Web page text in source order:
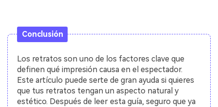
Conclusión
Los retratos son uno de los factores clave que
definen qué impresión causa en el espectador.󠀲󠀡󠀡󠀤󠀦󠀡󠀢󠀥󠀢󠀳󠀰
Este artículo puede serte de gran ayuda si quieres
que tus retratos tengan un aspecto natural y
estético.󠀲󠀡󠀡󠀤󠀦󠀡󠀢󠀥󠀣󠀳󠀰 Después de leer esta guía, seguro que ya